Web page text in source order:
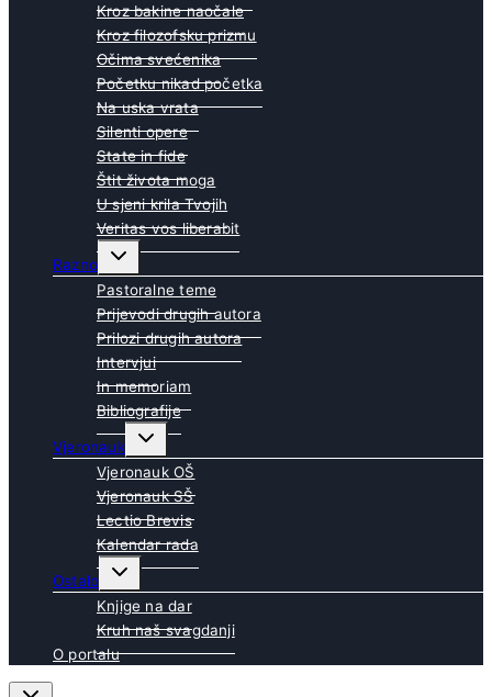
Kroz bakine naočale
Kroz filozofsku prizmu
Očima svećenika
Početku nikad početka
Na uska vrata
Silenti opere
State in fide
Štit života moga
U sjeni krila Tvojih
Veritas vos liberabit
Razno
Toggle
child
menu
Pastoralne teme
Prijevodi drugih autora
Prilozi drugih autora
Intervjui
In memoriam
Bibliografije
Vjeronauk
Toggle
child
menu
Vjeronauk OŠ
Vjeronauk SŠ
Lectio Brevis
Kalendar rada
Ostalo
Toggle
child
menu
Knjige na dar
Kruh naš svagdanji
O portalu